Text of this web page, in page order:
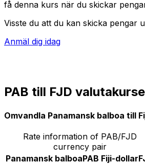
få denna kurs när du skickar
Visste du att du kan skicka pengar
Anmäl dig idag
PAB till FJD
Omvandla Panamansk balboa till
Rate information of PAB/FJD
currency pair
Panamansk balboaPAB Fiji-dollar